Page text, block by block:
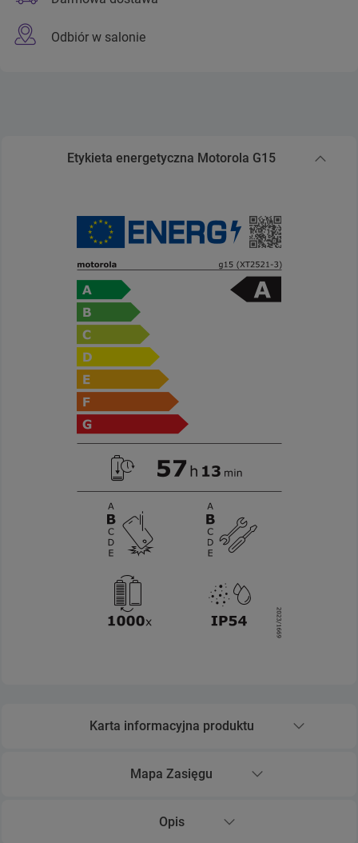
Odbiór w salonie
Etykieta energetyczna Motorola G15
Zwiń sekcję Etykieta energetyczna Motorola G15
Karta informacyjna produktu
Rozwiń sekcję Karta informacyjna produktu
Mapa Zasięgu
Rozwiń sekcję Mapa Zasięgu
Opis
Rozwiń sekcję Opis